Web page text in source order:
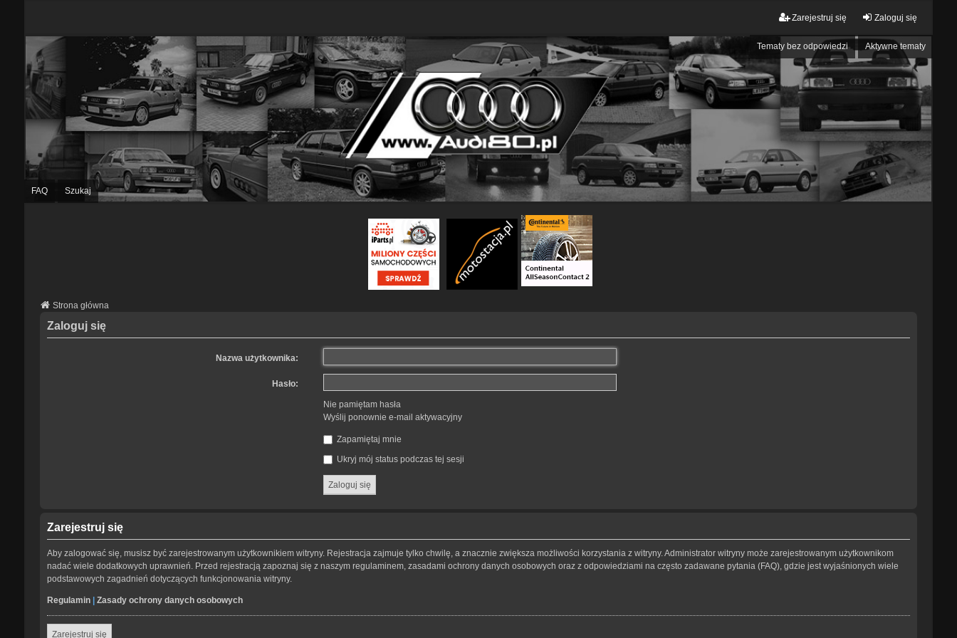
Zaloguj się
Zarejestruj się
Tematy bez odpowiedzi Aktywne tematy
FAQ Szukaj
Strona główna
Zaloguj się
Nazwa użytkownika:
Hasło:
Nie pamiętam hasła
Wyślij ponownie e-mail aktywacyjny
Zapamiętaj mnie
Ukryj mój status podczas tej sesji
Zarejestruj się
Aby zalogować się, musisz być zarejestrowanym użytkownikiem witryny. Rejestracja zajmuje tylko chwilę, a znacznie zwiększa możliwości korzystania z witryny. Administrator witryny może zarejestrowanym użytkownikom
nadać wiele dodatkowych uprawnień. Przed rejestracją zapoznaj się z naszym regulaminem, zasadami ochrony danych osobowych oraz z odpowiedziami na często zadawane pytania (FAQ), gdzie jest wyjaśnionych wiele
podstawowych zagadnień dotyczących funkcjonowania witryny.
Regulamin| Zasady ochrony danych osobowych
Zarejestruj się